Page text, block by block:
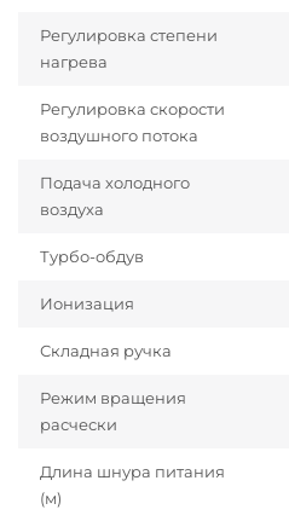
Регулировка степени
нагрева
Регулировка скорости
воздушного потока
Подача холодного
воздуха
Турбо-обдув
Ионизация
Складная ручка
Режим вращения
расчески
Длина шнура питания
(м)